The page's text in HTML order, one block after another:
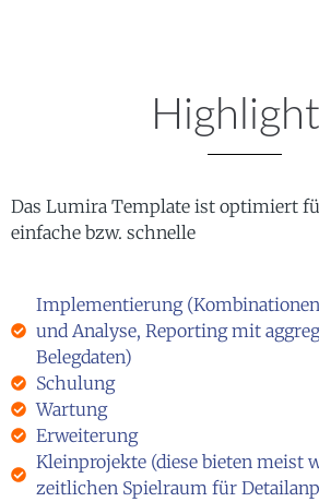
Das Lumira Template ist optimiert
einfache bzw. schnelle
Implementierung
und Analyse, Reporting mit
Belegdaten)
Schulung
Wartung
Erweiterung
Kleinprojekte (diese bieten meist
zeitlichen Spielraum für